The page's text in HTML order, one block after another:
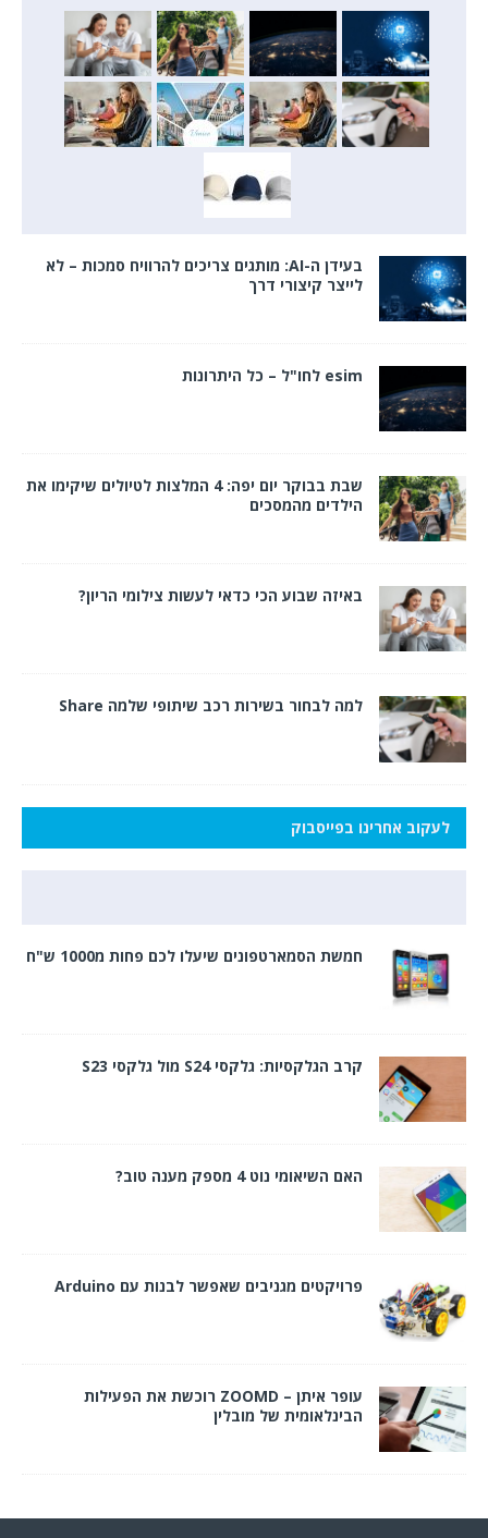
בעידן ה-AI: מותגים צריכים להרוויח סמכות – לא
לייצר קיצורי דרך
esim לחו"ל – כל היתרונות
שבת בבוקר יום יפה: 4 המלצות לטיולים שיקימו את
הילדים מהמסכים
באיזה שבוע הכי כדאי לעשות צילומי הריון?
למה לבחור בשירות רכב שיתופי שלמה Share
לעקוב אחרינו בפייסבוק
חמשת הסמארטפונים שיעלו לכם פחות מ1000 ש"ח
קרב הגלקסיות: גלקסי S24 מול גלקסי S23
האם השיאומי נוט 4 מספק מענה טוב?
פרויקטים מגניבים שאפשר לבנות עם Arduino
עופר איתן – ZOOMD רוכשת את הפעילות
הבינלאומית של מובלין